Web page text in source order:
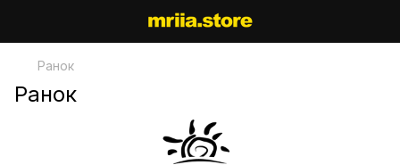
Ранок
Ранок